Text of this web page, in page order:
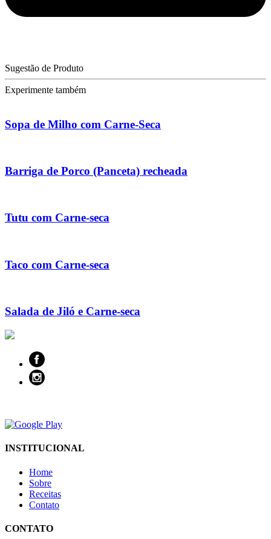
Sugestão de Produto
Experimente também
Sopa de Milho com Carne-Seca
Barriga de Porco (Panceta) recheada
Tutu com Carne-seca
Taco com Carne-seca
Salada de Jiló e Carne-seca
INSTITUCIONAL
Home
Sobre
Receitas
Contato
CONTATO